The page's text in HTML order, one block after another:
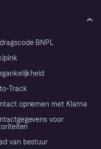
BNPL
Track
opnemen met Klarna
voor
van bestuur